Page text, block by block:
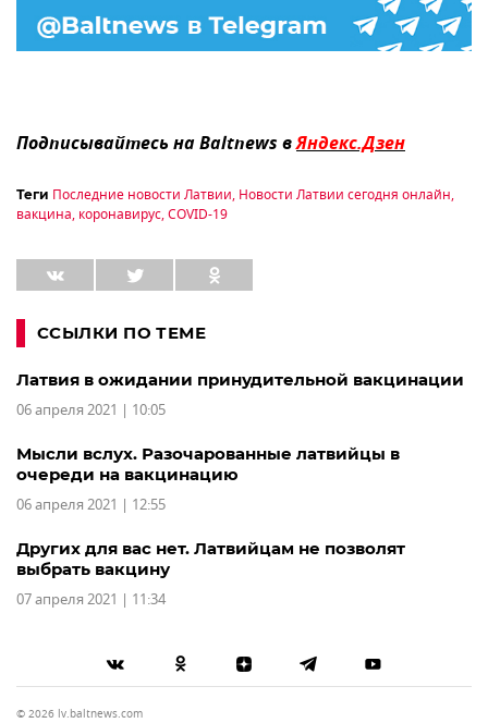
Подписывайтесь на Baltnews вЯндекс.Дзен
Теги Последние новости Латвии, Новости Латвии сегодня онлайн,
вакцина, коронавирус,COVID-19
ССЫЛКИ ПО ТЕМЕ
Латвия в ожидании принудительной вакцинации
06 апреля 2021 | 10:05
Мысли вслух. Разочарованные латвийцы в
очереди на вакцинацию
06 апреля 2021 | 12:55
Других для вас нет. Латвийцам не позволят
выбрать вакцину
07 апреля 2021 | 11:34
© 2026 lv.baltnews.com